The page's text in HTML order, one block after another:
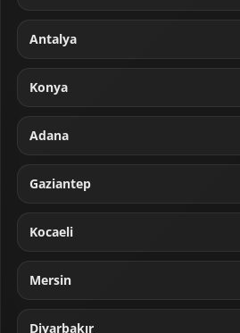
Antalya
Konya
Adana
Gaziantep
Kocaeli
Mersin
Diyarbakır